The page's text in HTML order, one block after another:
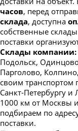
часов, перед
склада, доступна
собственные
поставки
Склады компании:
Подольск,
Парголово,
своим транспортом
Санкт-Петербургу и
1000 км от Москвы
подбираем по
поставки.